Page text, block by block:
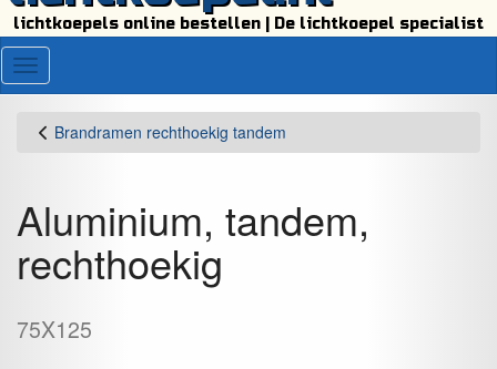
lichtkoepels online bestellen | De lichtkoepel specialist
Menu
Brandramen rechthoekig tandem
Aluminium, tandem,
rechthoekig
75X125